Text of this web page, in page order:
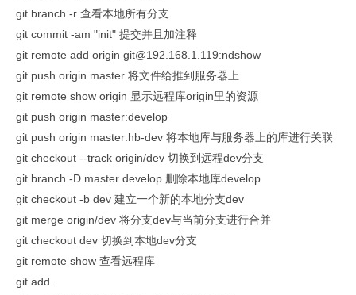
git branch -r 查看本地所有分支
git commit -am "init" 提交并且加注释
git remote add origin git@192.168.1.119:ndshow
git push origin master 将文件给推到服务器上
git remote show origin 显示远程库origin里的资源
git push origin master:develop
git push origin master:hb-dev 将本地库与服务器上的库进行关联
git checkout --track origin/dev 切换到远程dev分支
git branch -D master develop 删除本地库develop
git checkout -b dev 建立一个新的本地分支dev
git merge origin/dev 将分支dev与当前分支进行合并
git checkout dev 切换到本地dev分支
git remote show 查看远程库
git add .